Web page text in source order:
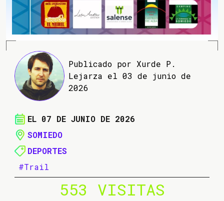
Publicado por Xurde P.
Lejarza el 03 de junio de
2026
EL 07 DE JUNIO DE 2026
SOMIEDO
DEPORTES
#Trail
553 VISITAS